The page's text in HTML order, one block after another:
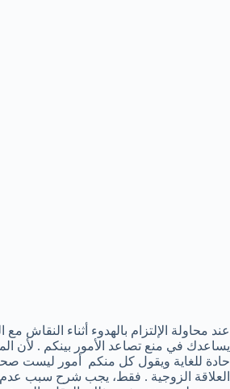
عند محاولة الإلتزام بالهدوء أثناء النقاش مع
يساعدك في منع تصاعد الأمور بينكم . لأن
حادة للغاية ويقول كل منكم أمور ليست
العلاقة الزوجية . فقط، يجب شرح سبب عدم